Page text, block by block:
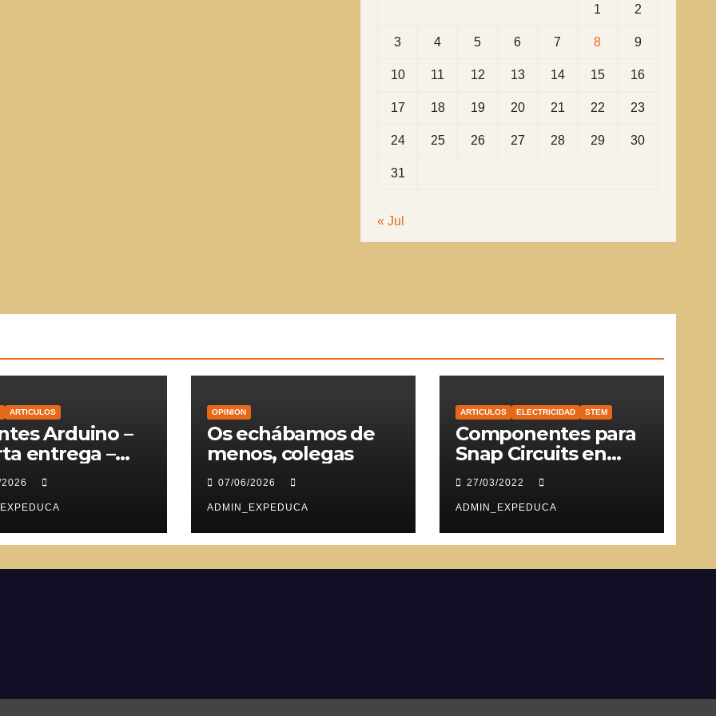
1 2
3 4 5 6 7 8 9
10 11 12 13 14 15 16
17 18 19 20 21 22 23
24 25 26 27 28 29 30
31
« Jul
ARTICULOS
Arduino –
entrega –
OPINION
Os echábamos de
menos, colegas
07/06/2026
ADMIN_EXPEDUCA
ARTICULOS ELECTRICIDAD STEM
Componentes para
Snap Circuits en
SVG
27/03/2022
ADMIN_EXPEDUCA